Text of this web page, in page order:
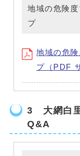
地域の危険
プ
地域の危
プ（PDF
3 大網白
Q&A